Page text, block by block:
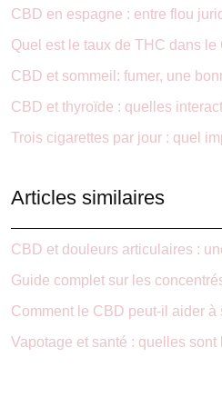
CBD en espagne : entre flou
Quel est le taux de THC dans le
CBD et sommeil: fumer, une
CBD et thyroïde : quelles
Trois cigarettes par jour : quel
Articles similaires
CBD et douleurs articulaires :
Guide complet sur les
Comment le CBD peut-il aider
Vapotage et santé : quelles